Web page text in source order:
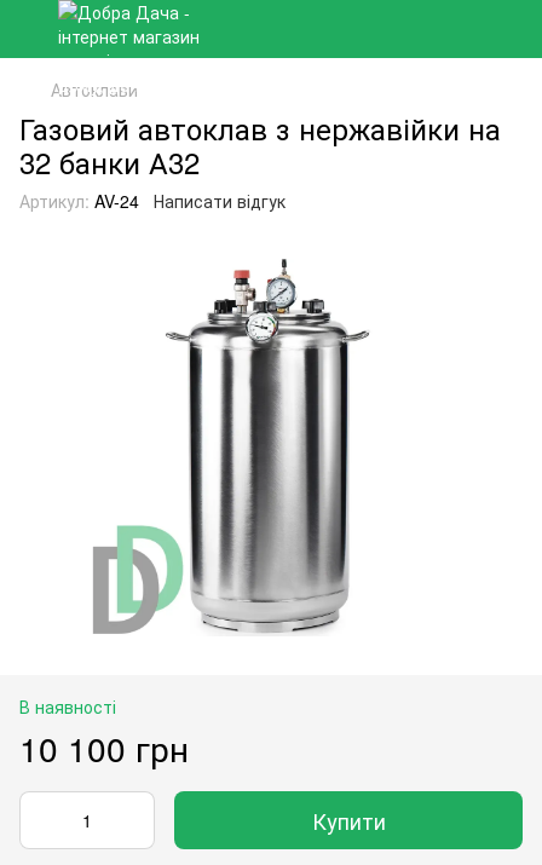
Автоклави
Газовий автоклав з нержавійки на
32 банки А32
Артикул: AV-24 Написати відгук
В наявності
10 100 грн
Купити